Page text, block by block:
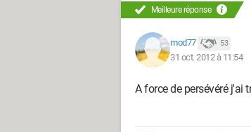
Meilleure réponse
mod77 53
31 oct. 2012 à 11:54
A force de persévéré j'ai